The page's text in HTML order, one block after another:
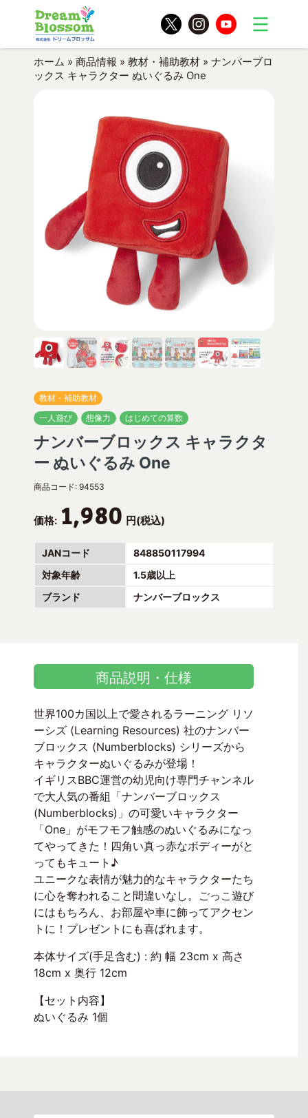
ホーム » 商品情報 » 教材・補助教材 » ナンバーブロ
ックス キャラクター ぬいぐるみ One
教材・補助教材
一人遊び
想像力 はじめての算数
ナンバーブロックス キャラクタ
ー ぬいぐるみ One
商品コード: 94553
価格: 1,980 円(税込)
JANコード
848850117994
対象年齢
1.5歳以上
ブランド
ナンバーブロックス
商品説明・仕様
世界100カ国以上で愛されるラーニング リソ
ーシズ (Learning Resources) 社のナンバー
ブロックス (Numberblocks) シリーズから
キャラクターぬいぐるみが登場！
イギリスBBC運営の幼児向け専門チャンネル
で大人気の番組「ナンバーブロックス
(Numberblocks)」の可愛いキャラクター
「One」がモフモフ触感のぬいぐるみになっ
てやってきた！四角い真っ赤なボディーがと
ってもキュート♪
ユニークな表情が魅力的なキャラクターたち
に心を奪われること間違いなし。ごっこ遊び
にはもちろん、お部屋や車に飾ってアクセン
トに！プレゼントにも喜ばれます。
本体サイズ(手足含む) : 約 幅 23cm x 高さ
18cm x 奥行 12cm
【セット内容】
ぬいぐるみ 1個